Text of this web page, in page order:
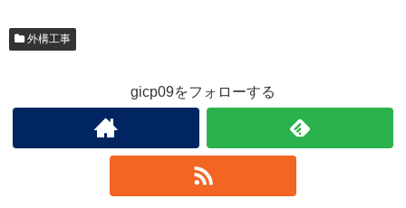
外構工事
gicp09をフォローする